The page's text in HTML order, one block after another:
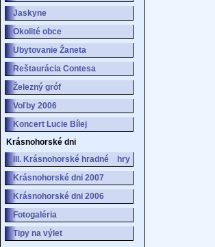
Jaskyne
Okolité obce
Ubytovanie Žaneta
Reštaurácia Contesa
Železný gróf
Voľby 2006
Koncert Lucie Bílej
Krásnohorské dni
III. Krásnohorské hradné hry
Krásnohorské dni 2007
Krásnohorské dni 2006
Fotogaléria
Tipy na výlet